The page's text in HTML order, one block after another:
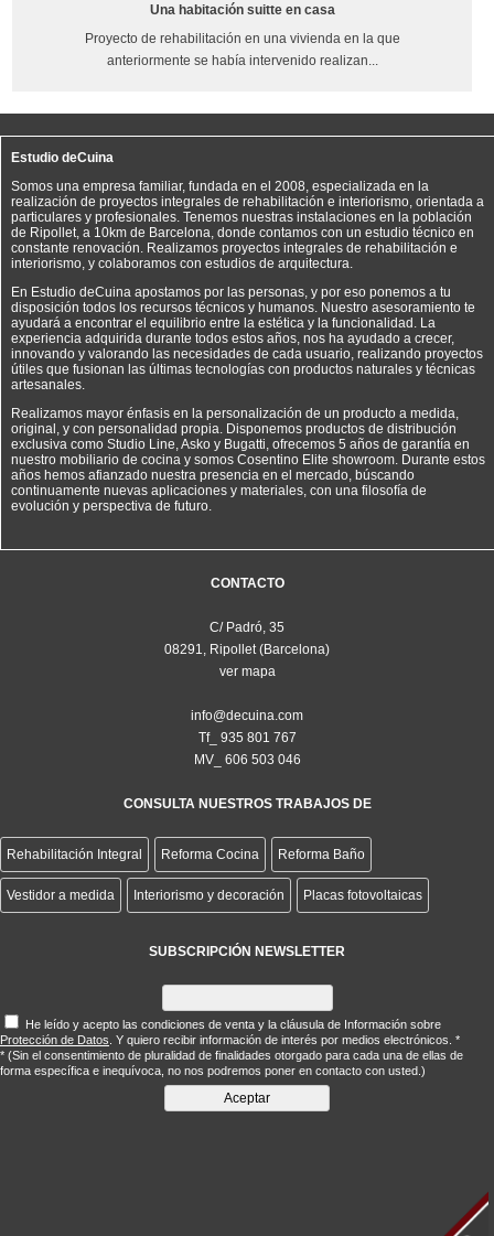
Una habitación suitte en casa
Proyecto de rehabilitación en una vivienda en la que
anteriormente se había intervenido realizan...
Estudio deCuina
Somos una empresa familiar, fundada en el 2008, especializada en la
realización de proyectos integrales de rehabilitación e interiorismo, orientada a
particulares y profesionales. Tenemos nuestras instalaciones en la población
de Ripollet, a 10km de Barcelona, donde contamos con un estudio técnico en
constante renovación. Realizamos proyectos integrales de rehabilitación e
interiorismo, y colaboramos con estudios de arquitectura.
En Estudio deCuina apostamos por las personas, y por eso ponemos a tu
disposición todos los recursos técnicos y humanos. Nuestro asesoramiento te
ayudará a encontrar el equilibrio entre la estética y la funcionalidad. La
experiencia adquirida durante todos estos años, nos ha ayudado a crecer,
innovando y valorando las necesidades de cada usuario, realizando proyectos
útiles que fusionan las últimas tecnologías con productos naturales y técnicas
artesanales.
Realizamos mayor énfasis en la personalización de un producto a medida,
original, y con personalidad propia. Disponemos productos de distribución
exclusiva como Studio Line, Asko y Bugatti, ofrecemos 5 años de garantía en
nuestro mobiliario de cocina y somos Cosentino Elite showroom. Durante estos
años hemos afianzado nuestra presencia en el mercado, búscando
continuamente nuevas aplicaciones y materiales, con una filosofía de
evolución y perspectiva de futuro.
CONTACTO
C/ Padró, 35
08291, Ripollet (Barcelona)
ver mapa
info@decuina.com
Tf_ 935 801 767
MV_ 606 503 046
CONSULTA NUESTROS TRABAJOS DE
Rehabilitación Integral Reforma Cocina Reforma Baño
Vestidor a medida Interiorismo y decoración Placas fotovoltaicas
SUBSCRIPCIÓN NEWSLETTER
He leído y acepto las condiciones de venta y la cláusula de Información sobre
Protección de Datos . Y quiero recibir información de interés por medios electrónicos. *
* (Sin el consentimiento de pluralidad de finalidades otorgado para cada una de ellas de
forma específica e inequívoca, no nos podremos poner en contacto con usted.)